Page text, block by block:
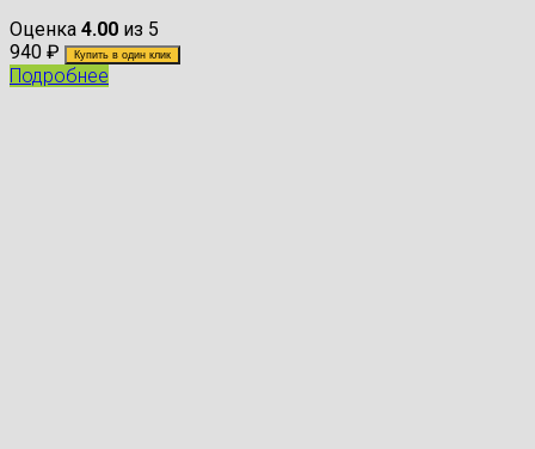
Оценка 4.00 из 5
940 ₽ Купить в один клик
Подробнее